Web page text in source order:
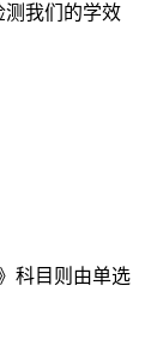
测我们的学效
科目则由单选